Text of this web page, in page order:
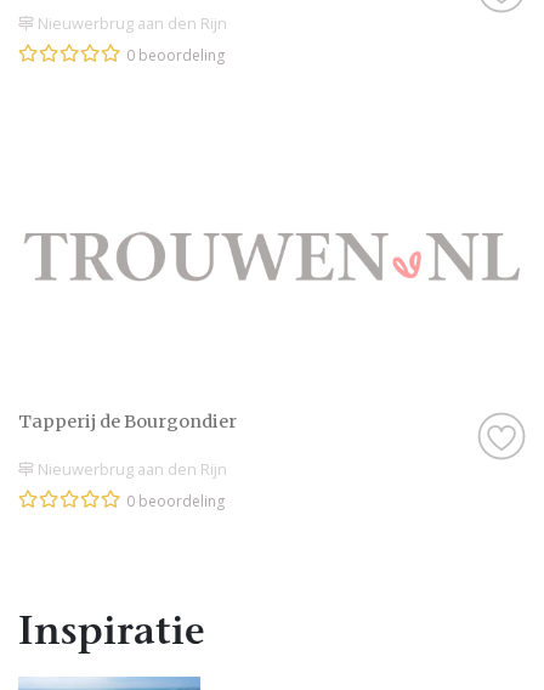
Nieuwerbrug aan den Rijn
0 beoordeling
Tapperij de Bourgondier
Nieuwerbrug aan den Rijn
0 beoordeling
Inspiratie